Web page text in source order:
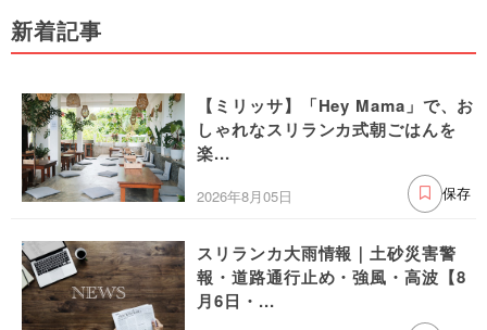
新着記事
【ミリッサ】「Hey Mama」で、お
しゃれなスリランカ式朝ごはんを
楽...
2026年8月05日 保存
スリランカ大雨情報｜土砂災害警
報・道路通行止め・強風・高波【8
月6日・...